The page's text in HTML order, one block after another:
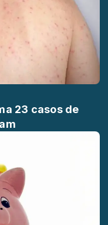
23 casos de